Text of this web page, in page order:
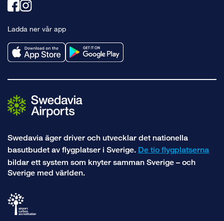
Länk
facebook
Länk
instagram
Ladda ner vår app
Swedavia äger driver och utvecklar det nationella
basutbudet av flygplatser i Sverige. De tio flygplatserna
bildar ett system som knyter samman Sverige – och
Sverige med världen.